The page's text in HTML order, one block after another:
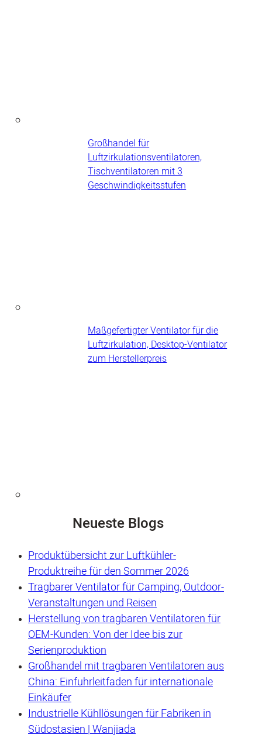
Großhandel für
Luftzirkulationsventilatoren,
Tischventilatoren mit 3
Geschwindigkeitsstufen
Maßgefertigter Ventilator für die
Luftzirkulation, Desktop-Ventilator
zum Herstellerpreis
Neueste Blogs
Produktübersicht zur Luftkühler-
Produktreihe für den Sommer 2026
Tragbarer Ventilator für Camping, Outdoor-
Veranstaltungen und Reisen
Herstellung von tragbaren Ventilatoren für
OEM-Kunden: Von der Idee bis zur
Serienproduktion
Großhandel mit tragbaren Ventilatoren aus
China: Einfuhrleitfaden für internationale
Einkäufer
Industrielle Kühllösungen für Fabriken in
Südostasien | Wanjiada